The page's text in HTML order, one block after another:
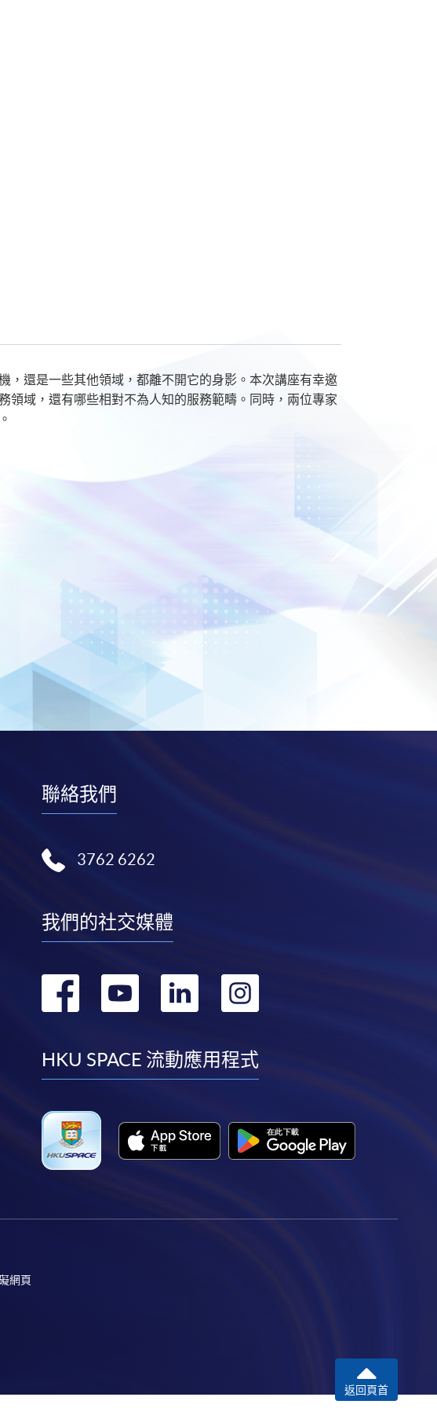
，還是一些其他領域，都離不開它的身影。本次講座有幸邀
領域，還有哪些相對不為人知的服務範疇。同時，兩位專家
聯絡我們
3762 6262
我們的社交媒體
轉
facebook
轉
youtube
轉
linkedininstagram
HKU SPACE 流動應用程式
網頁
返回頁首